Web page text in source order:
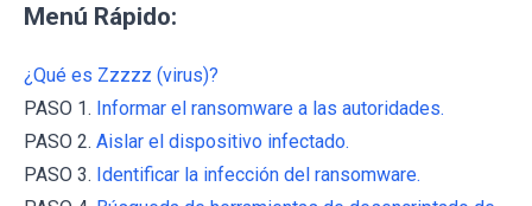
Menú Rápido:
¿Qué es Zzzzz (virus)?
PASO 1. Informar el ransomware a las autoridades.
PASO 2. Aislar el dispositivo infectado.
PASO 3. Identificar la infección del ransomware.